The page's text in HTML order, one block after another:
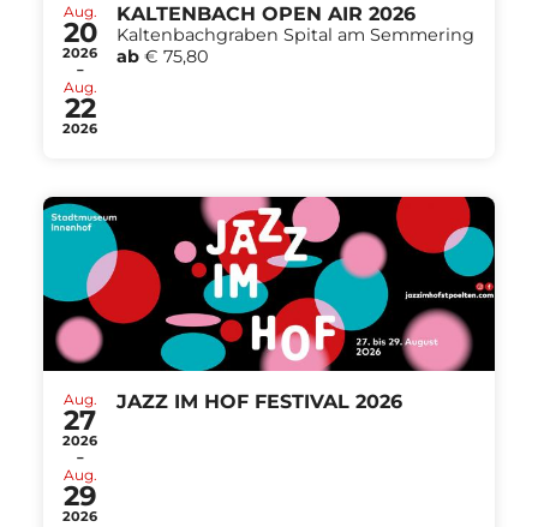
Aug.
20
2026
-
Aug.
22
2026
KALTENBACH OPEN AIR 2026
Kaltenbachgraben Spital am Semmering
ab € 75,80
Aug.
27
2026
-
Aug.
29
2026
JAZZ IM HOF FESTIVAL 2026